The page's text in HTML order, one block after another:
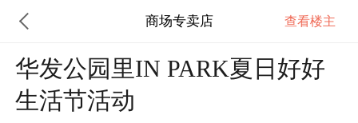
商场专卖店 查看楼主
华发公园里IN PARK夏日好好
生活节活动